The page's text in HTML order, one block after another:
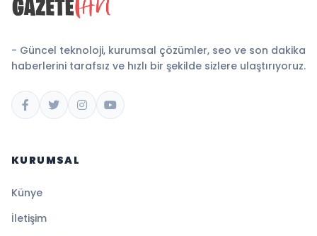
- Güncel teknoloji, kurumsal çözümler, seo ve son dakika
haberlerini tarafsız ve hızlı bir şekilde sizlere ulaştırıyoruz.
KURUMSAL
Künye
İletişim